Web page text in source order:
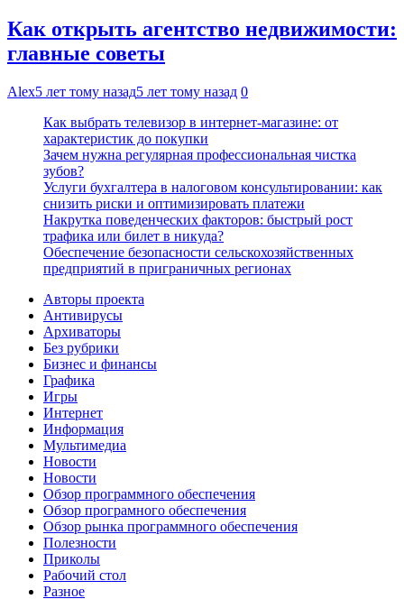
Как открыть агентство недвижимости:
главные советы
Alex5 лет тому назад5 лет тому назад 0
Как выбрать телевизор в интернет-магазине: от
характеристик до покупки
Зачем нужна регулярная профессиональная чистка
зубов?
Услуги бухгалтера в налоговом консультировании: как
снизить риски и оптимизировать платежи
Накрутка поведенческих факторов: быстрый рост
трафика или билет в никуда?
Обеспечение безопасности сельскохозяйственных
предприятий в приграничных регионах
Авторы проекта
Антивирусы
Архиваторы
Без рубрики
Бизнес и финансы
Графика
Игры
Интернет
Информация
Мультимедиа
Новости
Новости
Обзор программного обеспечения
Обзор програмного обеспечения
Обзор рынка программного обеспечения
Полезности
Приколы
Рабочий стол
Разное